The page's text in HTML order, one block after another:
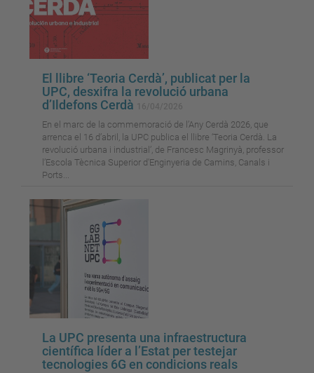
El llibre ‘Teoria Cerdà’, publicat per la
UPC, desxifra la revolució urbana
d’Ildefons Cerdà
En el marc de la commemoració de l’Any Cerdà 2026, que
arrenca el 16 d’abril, la UPC publica el llibre ‘Teoria Cerdà. La
revolució urbana i industrial’, de Francesc Magrinyà, professor
l’Escola Tècnica Superior d'Enginyeria de Camins, Canals i
Ports...
La UPC presenta una infraestructura
científica líder a l’Estat per testejar
tecnologies 6G en condicions reals